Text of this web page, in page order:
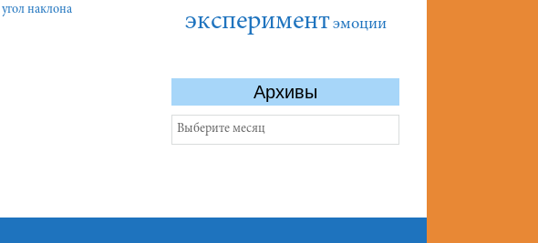
угол наклона экспериментэмоции
Архивы
Архивы